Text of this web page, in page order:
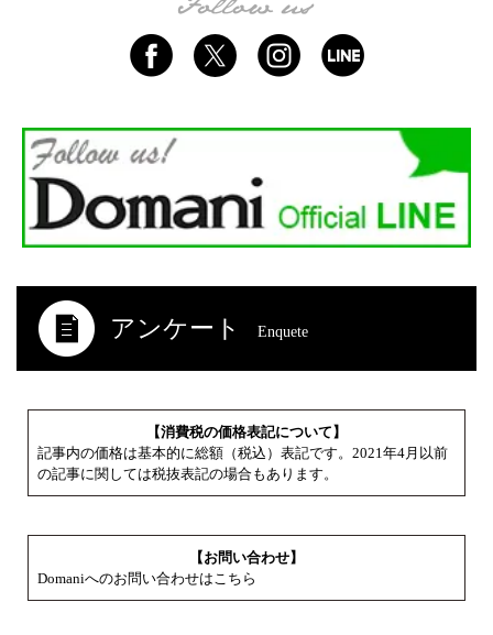
アンケート Enquete
【消費税の価格表記について】
記事内の価格は基本的に総額（税込）表記です。2021年4月以前
の記事に関しては税抜表記の場合もあります。
【お問い合わせ】
Domaniへのお問い合わせはこちら